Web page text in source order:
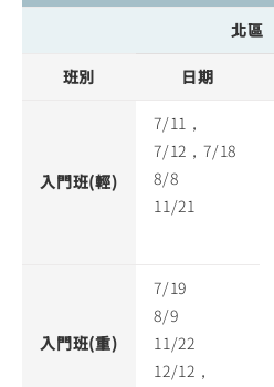
北區
班別 日期
入門班(輕)
7/11，
7/12，7/18
8/8
11/21
入門班(重)
7/19
8/9
11/22
12/12，